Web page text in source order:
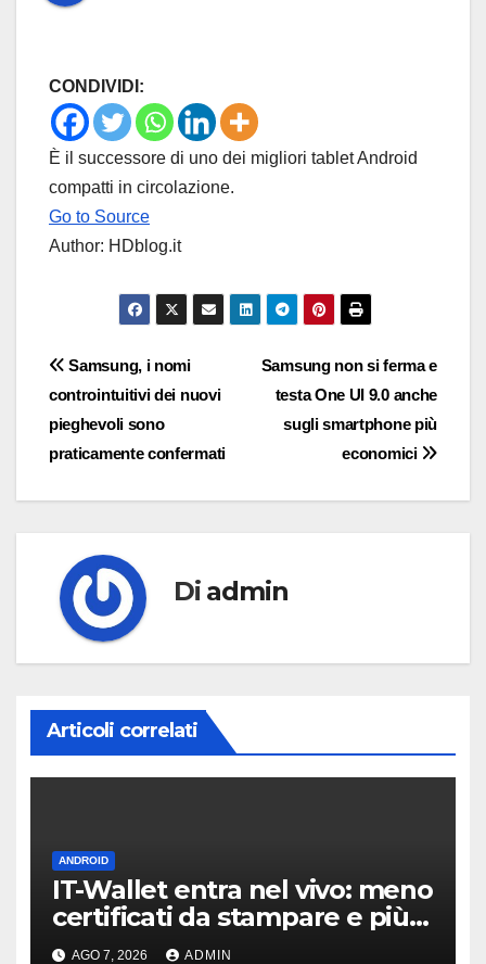
CONDIVIDI:
È il successore di uno dei migliori tablet Android
compatti in circolazione.
Go to Source
Author: HDblog.it
Navigazione
articoli
Samsung non si ferma e
testa One UI 9.0 anche
sugli smartphone più
economici
Samsung, i nomi
controintuitivi dei nuovi
pieghevoli sono
praticamente confermati
Di admin
Articoli correlati
ANDROID
IT-Wallet entra nel vivo: meno
certificati da stampare e più
documenti digitali
AGO 7, 2026 ADMIN